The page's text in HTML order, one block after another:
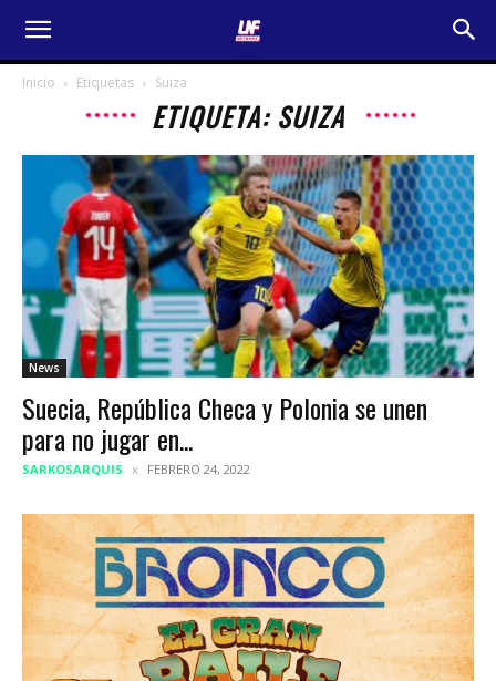
Inicio Etiquetas Suiza
ETIQUETA: SUIZA
News
Suecia, República Checa y Polonia se unen
para no jugar en...
SARKOSARQUIS FEBRERO 24, 2022